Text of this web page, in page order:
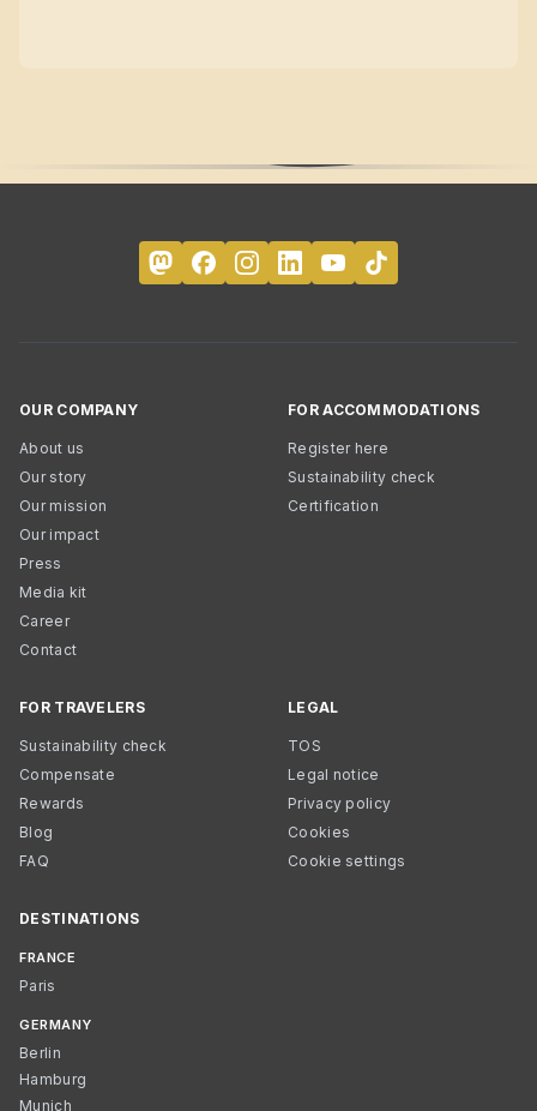
OUR COMPANY
About us
Our story
Our mission
Our impact
Press
Media kit
Career
Contact
FOR ACCOMMODATIONS
Register here
Sustainability check
Certification
FOR TRAVELERS
Sustainability check
Compensate
Rewards
Blog
FAQ
LEGAL
TOS
Legal notice
Privacy policy
Cookies
Cookie settings
DESTINATIONS
FRANCE
Paris
GERMANY
Berlin
Hamburg
Munich